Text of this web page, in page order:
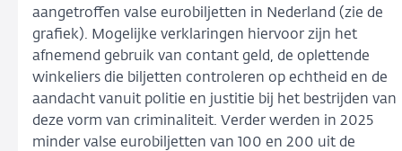
aangetroffen valse eurobiljetten in Nederland (zie de
grafiek). Mogelijke verklaringen hiervoor zijn het
afnemend gebruik van contant geld, de oplettende
winkeliers die biljetten controleren op echtheid en de
aandacht vanuit politie en justitie bij het bestrijden van
deze vorm van criminaliteit. Verder werden in 2025
minder valse eurobiljetten van 100 en 200 uit de